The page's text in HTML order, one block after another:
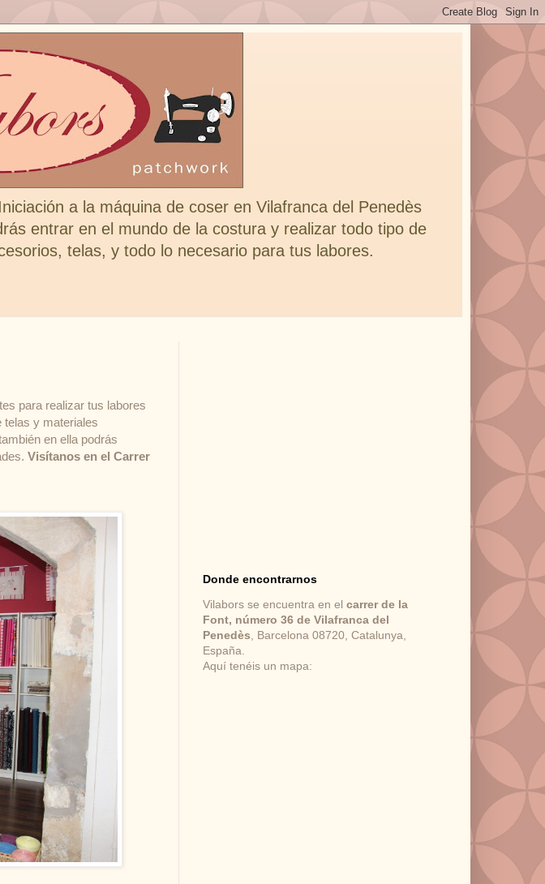
a la máquina de coser en Vilafranca del Penedès
entrar en el mundo de la costura y realizar todo tipo de
telas, y todo lo necesario para tus labores.
para realizar tus labores
telas y materiales
en ella podrás
Visítanos en el Carrer
Donde encontrarnos
Vilabors se encuentra en el carrer de la
Font, número 36 de Vilafranca del
Penedès, Barcelona 08720, Catalunya,
España.
Aquí tenéis un mapa: